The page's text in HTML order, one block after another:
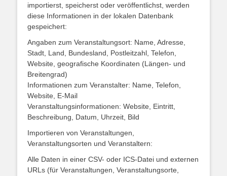
importierst, speicherst oder veröffentlichst, werden
diese Informationen in der lokalen Datenbank
gespeichert:
Angaben zum Veranstaltungsort: Name, Adresse,
Stadt, Land, Bundesland, Postleitzahl, Telefon,
Website, geografische Koordinaten (Längen- und
Breitengrad)
Informationen zum Veranstalter: Name, Telefon,
Website, E-Mail
Veranstaltungsinformationen: Website, Eintritt,
Beschreibung, Datum, Uhrzeit, Bild
Importieren von Veranstaltungen,
Veranstaltungsorten und Veranstaltern:
Alle Daten in einer CSV- oder ICS-Datei und externen
URLs (für Veranstaltungen, Veranstaltungsorte,